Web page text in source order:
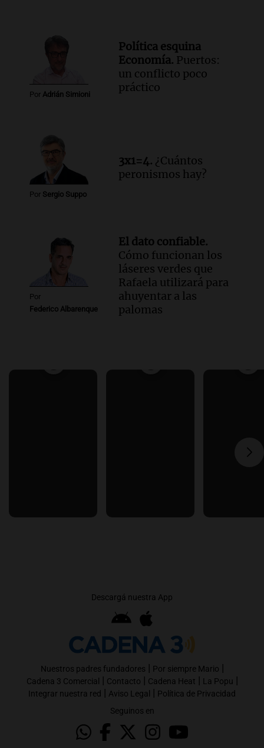
Por Adrián Simioni
Política esquina
Economía. Puertos:
un conflicto poco
práctico
Por Sergio Suppo
3x1=4. ¿Cuántos
peronismos hay?
Por
Federico Albarenque
El dato confiable.
Cómo funcionan los
láseres verdes que
Rafaela utilizará para
ahuyentar a las
palomas
Descargá nuestra App
Nuestros padres fundadores | Por siempre Mario |
Cadena 3 Comercial | Contacto | Cadena Heat | La Popu |
Integrar nuestra red | Aviso Legal | Política de Privacidad
Seguinos en